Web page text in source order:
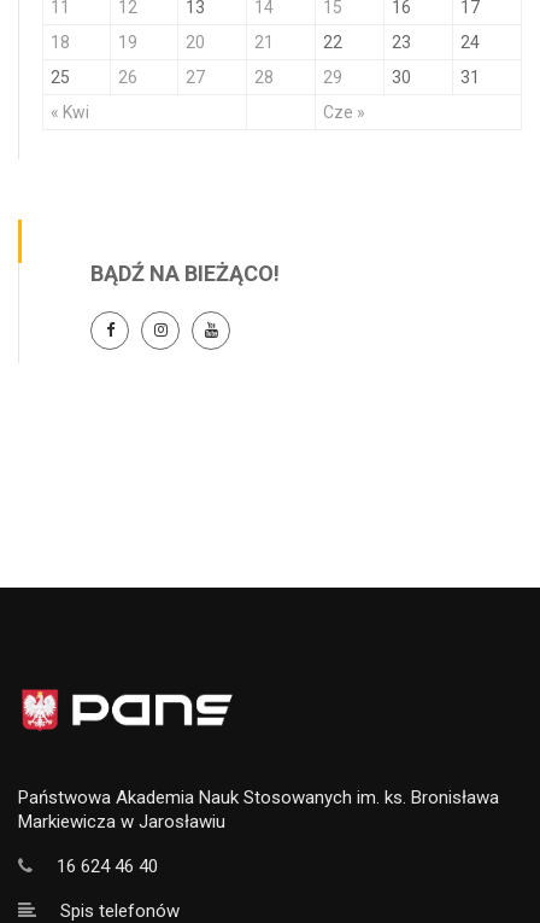
« Kwi Cze »
11 12 13 14 15 16
17
18
19 20 21 22 23
24
25
26 27 28 29 30 31
BĄDŹ NA BIEŻĄCO!
Państwowa Akademia Nauk Stosowanych im. ks. Bronisława
Markiewicza w Jarosławiu
16 624 46 40
Spis telefonów